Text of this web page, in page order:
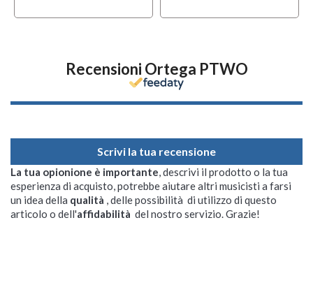
Recensioni Ortega PTWO
Scrivi la tua recensione
La tua opionione è importante, descrivi il prodotto o la tua
esperienza di acquisto, potrebbe aiutare altri musicisti a farsi
un idea della qualità , delle possibilità di utilizzo di questo
articolo o dell'affidabilità del nostro servizio. Grazie!